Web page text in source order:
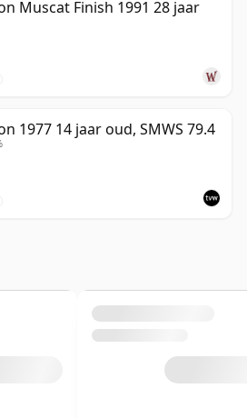
Muscat Finish 1991 28 jaar
1977 14 jaar oud, SMWS 79.4